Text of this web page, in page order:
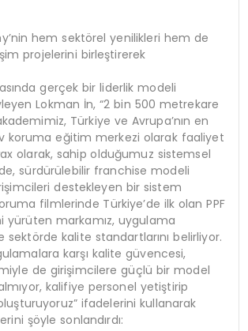
hem sektörel yenilikleri hem de
projelerini birleştirerek
gerçek bir liderlik modeli
Lokman İn, “2 bin 500 metrekare
Türkiye ve Avrupa’nın en
koruma eğitim merkezi olarak faaliyet
olarak, sahip olduğumuz sistemsel
sürdürülebilir franchise modeli
destekleyen bir sistem
filmlerinde Türkiye’de ilk olan PPF
yürüten markamız, uygulama
sektörde kalite standartlarını belirliyor.
karşı kalite güvencesi,
de girişimcilere güçlü bir model
kalifiye personel yetiştirip
ifadelerini kullanarak
şöyle sonlandırdı: